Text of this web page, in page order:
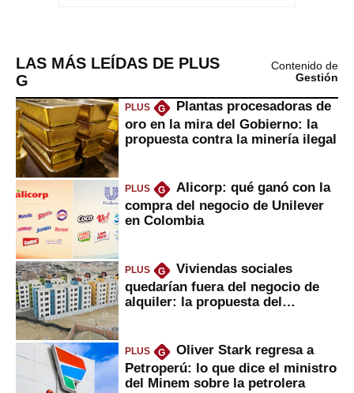
LAS MÁS LEÍDAS DE PLUS
G
Contenido de
Gestión
PLUS G
Plantas procesadoras de
oro en la mira del Gobierno: la
propuesta contra la minería ilegal
PLUS G
Alicorp: qué ganó con la
compra del negocio de Unilever
en Colombia
PLUS G
Viviendas sociales
quedarían fuera del negocio de
alquiler: la propuesta del
PLUS G
Oliver Stark regresa a
Petroperú: lo que dice el ministro
del Minem sobre la petrolera